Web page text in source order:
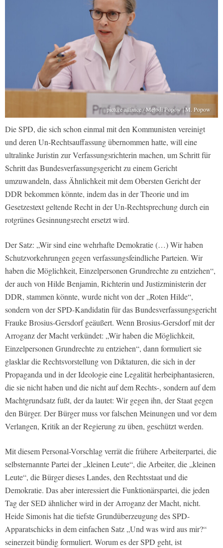
picture alliance / Metodi Popow | M. Popow
Die SPD, die sich schon einmal mit den Kommunisten vereinigt
und deren Un-Rechtsauffassung übernommen hatte, will eine
ultralinke Juristin zur Verfassungsrichterin machen, um Schritt für
Schritt das Bundesverfassungsgericht zu einem Gericht
umzuwandeln, dass Ähnlichkeit mit dem Obersten Gericht der
DDR bekommen könnte, indem das in der Theorie und im
Gesetzestext geltende Recht in der Un-Rechtsprechung durch ein
rotgrünes Gesinnungsrecht ersetzt wird.
Der Satz: „Wir sind eine wehrhafte Demokratie (…) Wir haben
Schutzvorkehrungen gegen verfassungsfeindliche Parteien. Wir
haben die Möglichkeit, Einzelpersonen Grundrechte zu entziehen“,
der auch von Hilde Benjamin, Richterin und Justizministerin der
DDR, stammen könnte, wurde nicht von der „Roten Hilde“,
sondern von der SPD-Kandidatin für das Bundesverfassungsgericht
Frauke Brosius-Gersdorf geäußert. Wenn Brosius-Gersdorf mit der
Arroganz der Macht verkündet: „Wir haben die Möglichkeit,
Einzelpersonen Grundrechte zu entziehen“, dann formuliert sie
glasklar die Rechtsvorstellung von Diktaturen, die sich in der
Propaganda und in der Ideologie eine Legalität herbeiphantasieren,
die sie nicht haben und die nicht auf dem Rechts-, sondern auf dem
Machtgrundsatz fußt, der da lautet: Wir gegen ihn, der Staat gegen
den Bürger. Der Bürger muss vor falschen Meinungen und vor dem
Verlangen, Kritik an der Regierung zu üben, geschützt werden.
Mit diesem Personal-Vorschlag verrät die frühere Arbeiterpartei, die
selbsternannte Partei der „kleinen Leute“, die Arbeiter, die „kleinen
Leute“, die Bürger dieses Landes, den Rechtsstaat und die
Demokratie. Das aber interessiert die Funktionärspartei, die jeden
Tag der SED ähnlicher wird in der Arroganz der Macht, nicht.
Heide Simonis hat die tiefste Grundüberzeugung des SPD-
Apparatschicks in dem einfachen Satz „Und was wird aus mir?“
seinerzeit bündig formuliert. Worum es der SPD geht, ist